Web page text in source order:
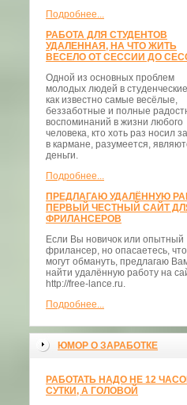
Подробнее...
РАБОТА ДЛЯ СТУДЕНТОВ
УДАЛЕННАЯ, НА ЧТО ЖИТЬ
ВЕСЕЛО ОТ СЕССИИ ДО
Одной из основных проблем
молодых людей в
как известно самые весёлые,
беззаботные и полные
воспоминаний в жизни любого
человека, кто хоть раз носил
в кармане, разумеется,
деньги.
Подробнее...
ПРЕДЛАГАЮ УДАЛЁННУЮ
ПЕРВЫЙ ЧЕСТНЫЙ САЙТ
ФРИЛАНСЕРОВ
Если Вы новичок или опытный
фрилансер, но опасаетесь,
могут обмануть, предлагаю
найти удалённую работу на
http://free-lance.ru.
Подробнее...
ЮМОР О ЗАРАБОТКЕ
РАБОТАТЬ НАДО НЕ 12
СУТКИ, А ГОЛОВОЙ